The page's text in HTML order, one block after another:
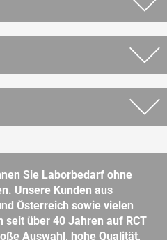
Sie Laborbedarf ohne
Unsere Kunden aus
Österreich sowie vielen
über 40 Jahren auf RCT
Auswahl, hohe Qualität,